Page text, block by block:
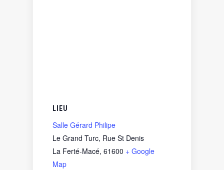
LIEU
Salle Gérard Philipe
Le Grand Turc, Rue St Denis
La Ferté-Macé, 61600 + Google
Map